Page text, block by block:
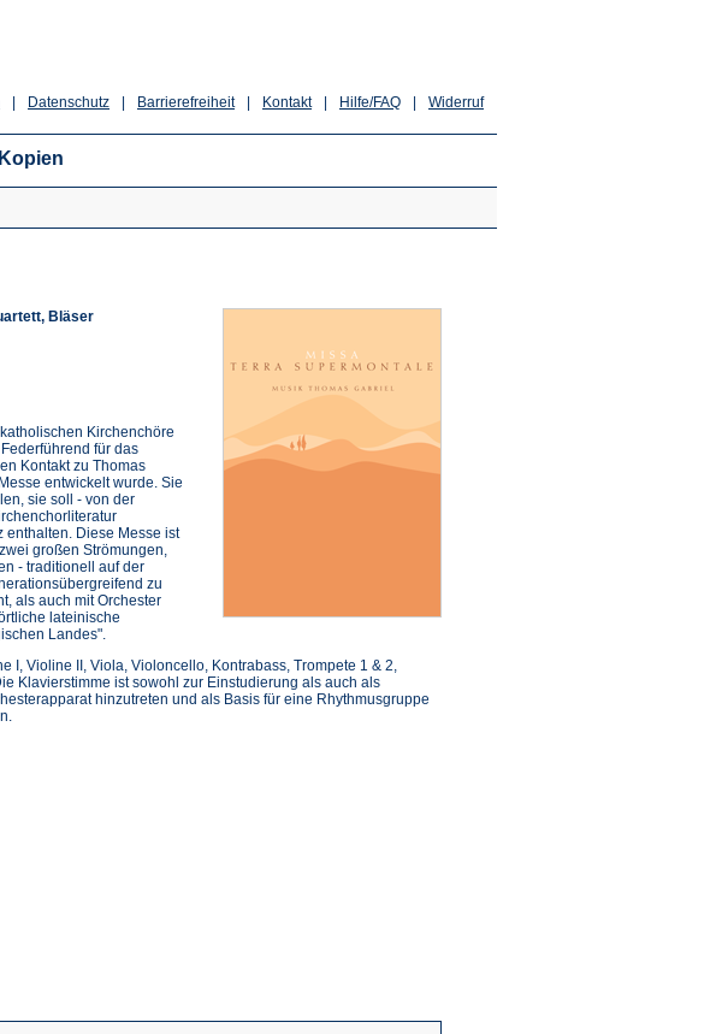
Widerruf
Hilfe/FAQ
Kontakt
Barrierefreiheit
Datenschutz
Bläser
Kirchenchöre
für das
Kontakt zu Thomas
entwickelt wurde. Sie
sie soll - von der
enthalten. Diese Messe ist
großen Strömungen,
- traditionell auf der
zu
als auch mit Orchester
lateinische
Landes".
I, Violine II, Viola, Violoncello, Kontrabass, Trompete 1 & 2,
Klavierstimme ist sowohl zur Einstudierung als auch als
hinzutreten und als Basis für eine Rhythmusgruppe